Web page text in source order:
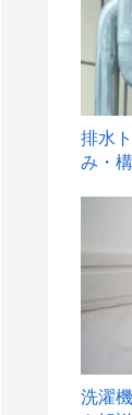
排水
み・
洗濯